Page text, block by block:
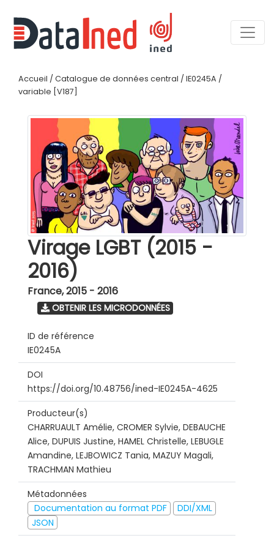
Accueil / Catalogue de données central / IE0245A /
variable [V187]
Virage LGBT (2015 -
2016)
France,2015 - 2016
OBTENIR LES MICRODONNÉES
ID de référence
IE0245A
DOI
https://doi.org/10.48756/ined-IE0245A-4625
Producteur(s)
CHARRUAULT Amélie, CROMER Sylvie, DEBAUCHE
Alice, DUPUIS Justine, HAMEL Christelle, LEBUGLE
Amandine, LEJBOWICZ Tania, MAZUY Magali,
TRACHMAN Mathieu
Métadonnées
Documentation au format PDF
DDI/XML
JSON